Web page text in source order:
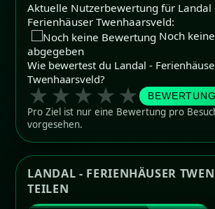
Aktuelle Nutzerbewertung für Landal
Ferienhäuser Twenhaarsveld:
Noch
abgegeben
Wie bewertest du Landal -
Twenhaarsveld?
★
★
★
★
★
Pro Ziel ist nur eine Bewertung pro
vorgesehen.
LANDAL - FERIENHÄUSER
TEILEN